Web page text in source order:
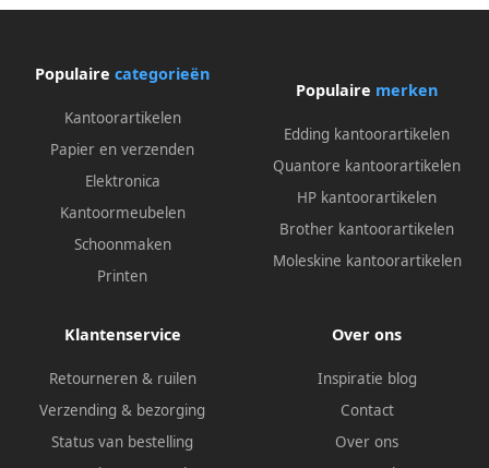
Populaire categorieën
Kantoorartikelen
Papier en verzenden
Elektronica
Kantoormeubelen
Schoonmaken
Printen
Populaire merken
Edding kantoorartikelen
Quantore kantoorartikelen
HP kantoorartikelen
Brother kantoorartikelen
Moleskine kantoorartikelen
Klantenservice
Retourneren & ruilen
Verzending & bezorging
Status van bestelling
Over ons
Inspiratie blog
Contact
Over ons